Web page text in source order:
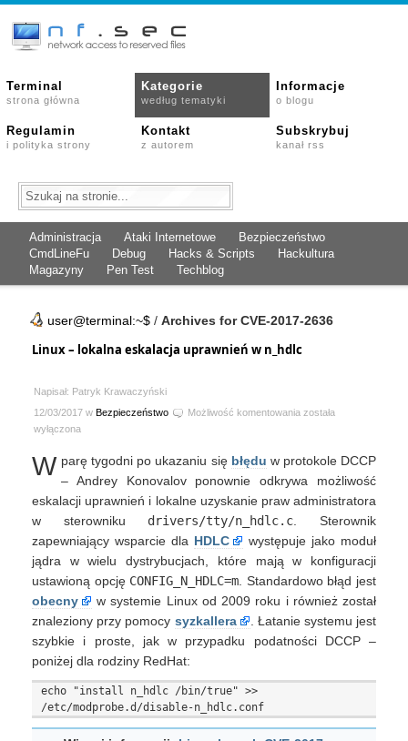
Terminal
strona główna
Kategorie
według tematyki
Informacje
o blogu
Regulamin
i polityka strony
Kontakt
z autorem
Subskrybuj
kanał rss
Administracja Ataki Internetowe
Bezpieczeństwo
CmdLineFu
Debug Hacks & Scripts
Hackultura
Magazyny
Pen Test Techblog
user@terminal:~$ / Archives for CVE-2017-2636
Linux – lokalna eskalacja uprawnień w n_hdlc
Napisał: Patryk Krawaczyński
12/03/2017 w Bezpieczeństwo Możliwość komentowania Linux
eskalacja
uprawnień
została
wyłączona
W parę tygodni po ukazaniu się błędu w protokole DCCP
– Andrey Konovalov ponownie odkrywa możliwość
eskalacji uprawnień i lokalne uzyskanie praw administratora
w sterowniku drivers/tty/n_hdlc.c . Sterownik
zapewniający wsparcie dla HDLC
występuje jako moduł
jądra w wielu dystrybucjach, które mają w konfiguracji
ustawioną opcję CONFIG_N_HDLC=m . Standardowo błąd jest
obecny
w systemie Linux od 2009 roku i również został
znaleziony przy pomocy syzkallera
. Łatanie systemu jest
szybkie i proste, jak w przypadku podatności DCCP –
poniżej dla rodziny RedHat:
echo "install n_hdlc /bin/true" >>